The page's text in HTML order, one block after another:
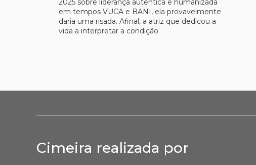
2025 sobre liderança autêntica e humanizada
em tempos VUCA e BANI, ela provavelmente
daria uma risada. Afinal, a atriz que dedicou a
vida a interpretar a condição
Cimeira realizada por